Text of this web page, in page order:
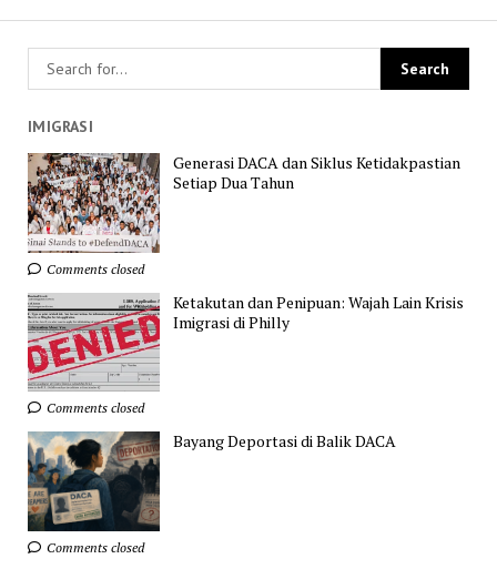
IMIGRASI
Generasi DACA dan Siklus Ketidakpastian
Setiap Dua Tahun
Comments closed
Ketakutan dan Penipuan: Wajah Lain Krisis
Imigrasi di Philly
Comments closed
Bayang Deportasi di Balik DACA
Comments closed